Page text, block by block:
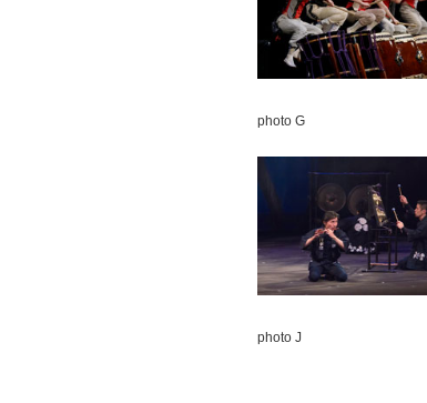
photo G
photo J